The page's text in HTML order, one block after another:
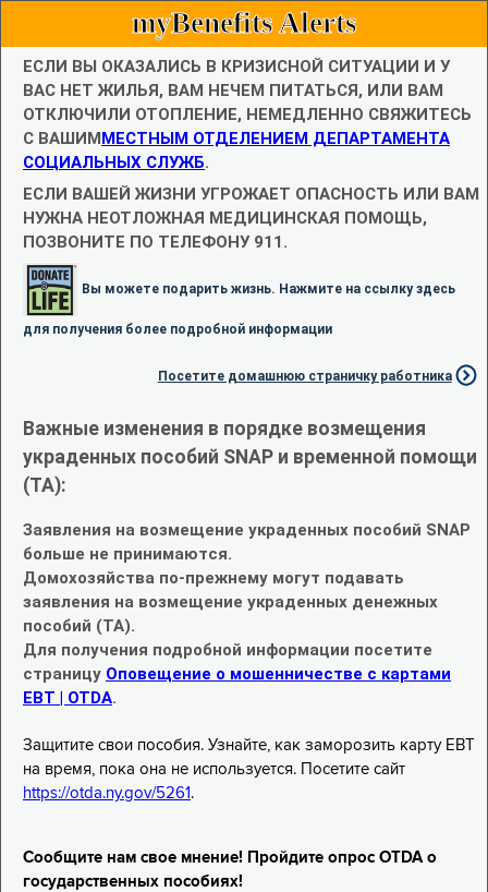
myBenefits Alerts
ЕСЛИ ВЫ ОКАЗАЛИСЬ В КРИЗИСНОЙ СИТУАЦИИ И У
ВАС НЕТ ЖИЛЬЯ, ВАМ НЕЧЕМ ПИТАТЬСЯ, ИЛИ ВАМ
ОТКЛЮЧИЛИ ОТОПЛЕНИЕ, НЕМЕДЛЕННО СВЯЖИТЕСЬ
С ВАШИММЕСТНЫМ ОТДЕЛЕНИЕМ ДЕПАРТАМЕНТА
СОЦИАЛЬНЫХ СЛУЖБ.
ЕСЛИ ВАШЕЙ ЖИЗНИ УГРОЖАЕТ ОПАСНОСТЬ ИЛИ ВАМ
НУЖНА НЕОТЛОЖНАЯ МЕДИЦИНСКАЯ ПОМОЩЬ,
ПОЗВОНИТЕ ПО ТЕЛЕФОНУ 911.
Вы можете подарить жизнь. Нажмите на ссылку здесь
для получения более подробной информации
Посетите домашнюю страничку работника
Важные изменения в порядке возмещения
украденных пособий SNAP и временной помощи
(TA):
Заявления на возмещение украденных пособий SNAP
больше не принимаются.
Домохозяйства по-прежнему могут подавать
заявления на возмещение украденных денежных
пособий (TA).
Для получения подробной информации посетите
страницу Оповещение о мошенничестве с картами
EBT | OTDA.
Защитите свои пособия. Узнайте, как заморозить карту EBT
на время, пока она не используется. Посетите сайт
https://otda.ny.gov/5261 .
Сообщите нам свое мнение! Пройдите опрос OTDA о
государственных пособиях!